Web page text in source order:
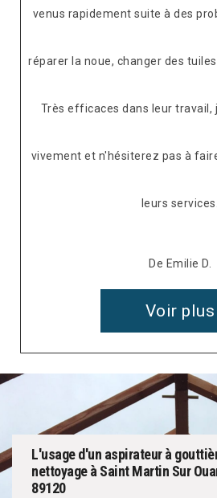
venus rapidement suite à des
réparer la noue, changer des
Très efficaces dans leur travail,
vivement et n'hésiterez pas à
leurs services.
De Emilie D.
Voir plus
L'usage d'un aspirateur à
nettoyage à Saint Martin Sur
89120